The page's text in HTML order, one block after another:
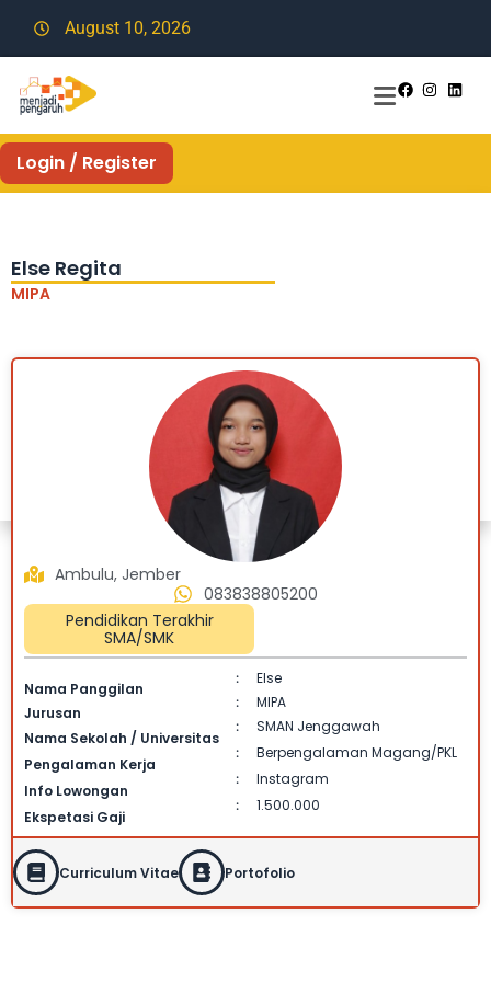
August 10, 2026
Login / Register
Else Regita
MIPA
Pendidikan Terakhir
SMA/SMK
083838805200
Ambulu, Jember
Nama Panggilan
:
Else
Jurusan
:
MIPA
Nama Sekolah / Universitas
: SMAN Jenggawah
Pengalaman Kerja
: Berpengalaman Magang/PKL
Info Lowongan
: Instagram
Ekspetasi Gaji
: 1.500.000
Curriculum Vitae Portofolio